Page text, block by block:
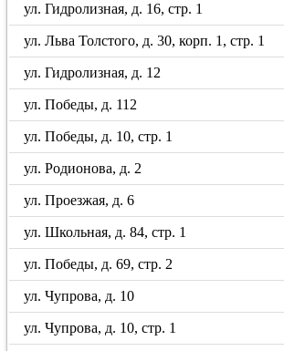
ул. Гидролизная, д. 16, стр. 1
ул. Льва Толстого, д. 30, корп. 1, стр. 1
ул. Гидролизная, д. 12
ул. Победы, д. 112
ул. Победы, д. 10, стр. 1
ул. Родионова, д. 2
ул. Проезжая, д. 6
ул. Школьная, д. 84, стр. 1
ул. Победы, д. 69, стр. 2
ул. Чупрова, д. 10
ул. Чупрова, д. 10, стр. 1